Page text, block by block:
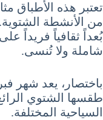
تعتبر هذه الأطباق
من الأنشطة
بُعداً ثقافياً فريداً
شاملة ولا تُنسى.
باختصار، يعد شهر
طقسها الشتوي
السياحية المختلفة.